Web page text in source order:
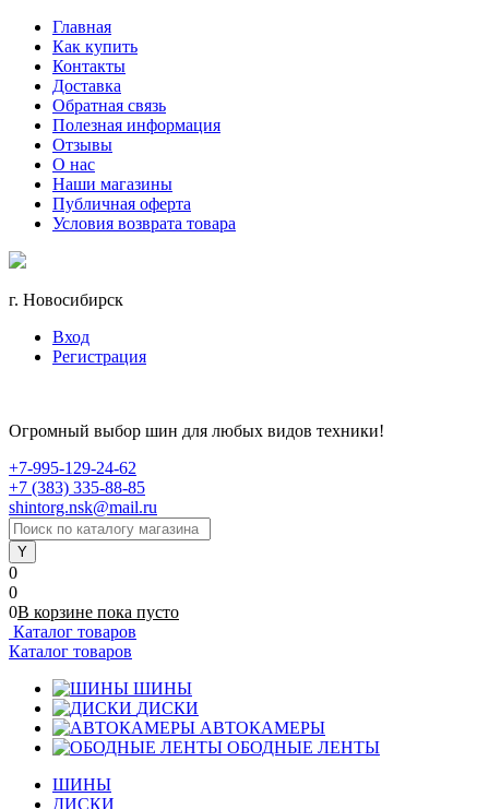
Главная
Как купить
Контакты
Доставка
Обратная связь
Полезная информация
Отзывы
О нас
Наши магазины
Публичная оферта
Условия возврата товара
г. Новосибирск
Вход
Регистрация
Огромный выбор шин для любых видов техники!
+7-995-129-24-62
+7 (383) 335-88-85
shintorg.nsk@mail.ru
0
0
0В корзине пока пусто
Каталог товаров
Каталог товаров
ШИНЫ
ДИСКИ
АВТОКАМЕРЫ
ОБОДНЫЕ ЛЕНТЫ
ШИНЫ
ДИСКИ